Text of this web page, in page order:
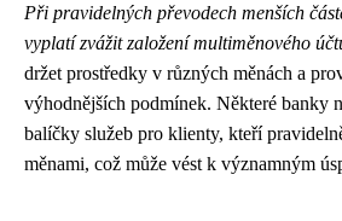
Při pravidelných převodech menších
vyplatí zvážit založení multiměnového
držet prostředky v různých měnách a
výhodnějších podmínek. Některé banky
balíčky služeb pro klienty, kteří
měnami, což může vést k významným